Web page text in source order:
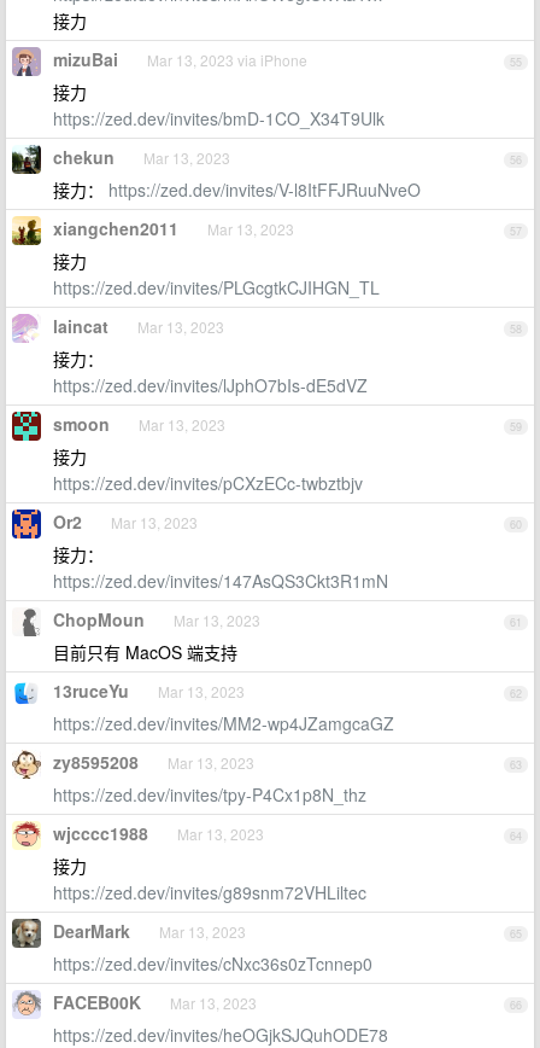
接力
55
mizuBai Mar 13, 2023 via iPhone
接力
https://zed.dev/invites/bmD-1CO_X34T9Ulk
56
chekun Mar 13, 2023
接力： https://zed.dev/invites/V-l8ItFFJRuuNveO
57
xiangchen2011 Mar 13, 2023
接力
https://zed.dev/invites/PLGcgtkCJIHGN_TL
58
laincat Mar 13, 2023
接力：
https://zed.dev/invites/lJphO7bIs-dE5dVZ
59
smoon Mar 13, 2023
接力
https://zed.dev/invites/pCXzECc-twbztbjv
60
Or2 Mar 13, 2023
接力：
https://zed.dev/invites/147AsQS3Ckt3R1mN
61
ChopMoun Mar 13, 2023
目前只有 MacOS 端支持
62
13ruceYu Mar 13, 2023
https://zed.dev/invites/MM2-wp4JZamgcaGZ
63
zy8595208 Mar 13, 2023
https://zed.dev/invites/tpy-P4Cx1p8N_thz
64
wjcccc1988 Mar 13, 2023
接力
https://zed.dev/invites/g89snm72VHLiltec
65
DearMark Mar 13, 2023
https://zed.dev/invites/cNxc36s0zTcnnep0
66
FACEB00K Mar 13, 2023
https://zed.dev/invites/heOGjkSJQuhODE78